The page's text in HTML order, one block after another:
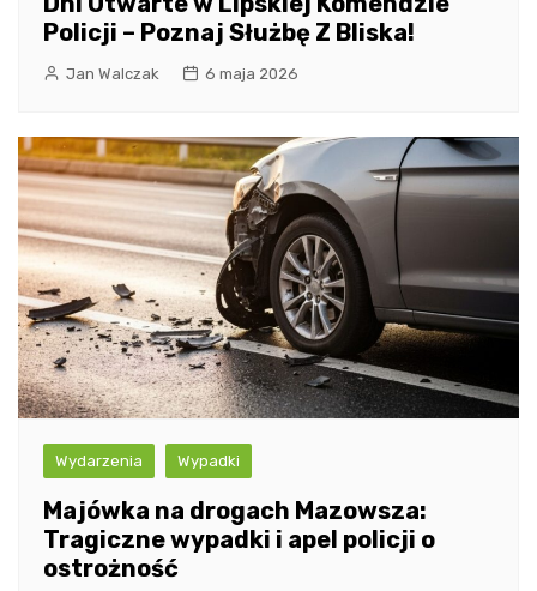
Policji – Poznaj Służbę Z Bliska!
Jan Walczak 6 maja 2026
Wydarzenia Wypadki
Majówka na drogach Mazowsza:
Tragiczne wypadki i apel policji o
ostrożność